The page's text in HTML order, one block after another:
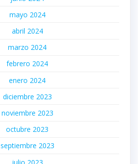
mayo 2024
abril 2024
marzo 2024
febrero 2024
enero 2024
diciembre 2023
noviembre 2023
octubre 2023
septiembre 2023
julio 2023